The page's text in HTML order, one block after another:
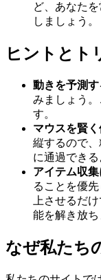
ど、あなた
しましょう。
ヒントとト
動きを予測す
みましょう
す。
マウスを賢く
縦するので
に通過できる
アイテム収
ることを優
上させるだ
能を解き放ち
なぜ私たち